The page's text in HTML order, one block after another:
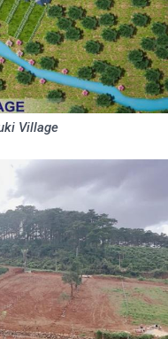
Village